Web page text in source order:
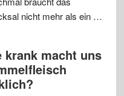
nicht mehr als ein …
krank macht uns